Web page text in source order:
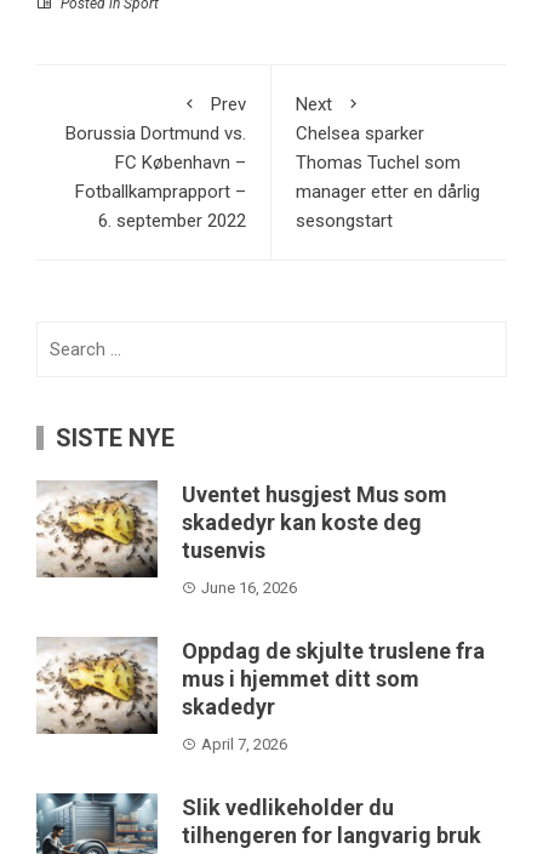
Posted in Sport
Prev
Borussia Dortmund vs.
FC København –
Fotballkamprapport –
6. september 2022
Next
Chelsea sparker
Thomas Tuchel som
manager etter en dårlig
sesongstart
SISTE NYE
Uventet husgjest Mus som
skadedyr kan koste deg
tusenvis
June 16, 2026
Oppdag de skjulte truslene fra
mus i hjemmet ditt som
skadedyr
April 7, 2026
Slik vedlikeholder du
tilhengeren for langvarig bruk